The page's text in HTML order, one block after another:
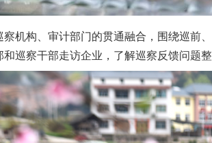
构、审计部门的贯通融合，围绕巡前
巡察干部走访企业，了解巡察反馈问题
一批国家标准开始实施